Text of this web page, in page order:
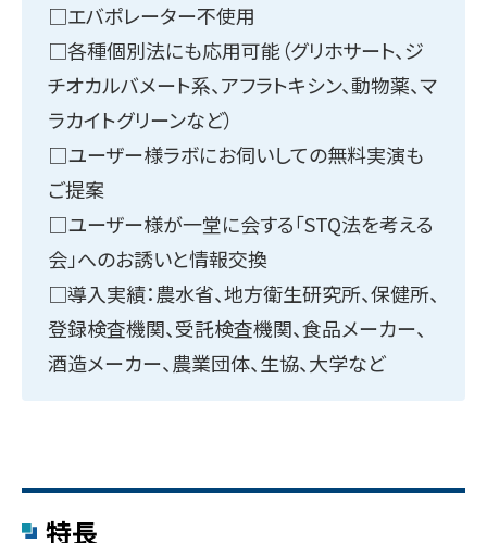
□エバポレーター不使用
□各種個別法にも応用可能（グリホサート、ジ
チオカルバメート系、アフラトキシン、動物薬、マ
ラカイトグリーンなど）
□ユーザー様ラボにお伺いしての無料実演も
ご提案
□ユーザー様が一堂に会する「STQ法を考える
会」へのお誘いと情報交換
□導入実績：農水省、地方衛生研究所、保健所、
登録検査機関、受託検査機関、食品メーカー、
酒造メーカー、農業団体、生協、大学など
特長